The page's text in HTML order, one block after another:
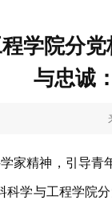
学院分
与忠诚
家精神，引导青
科学与工程学院